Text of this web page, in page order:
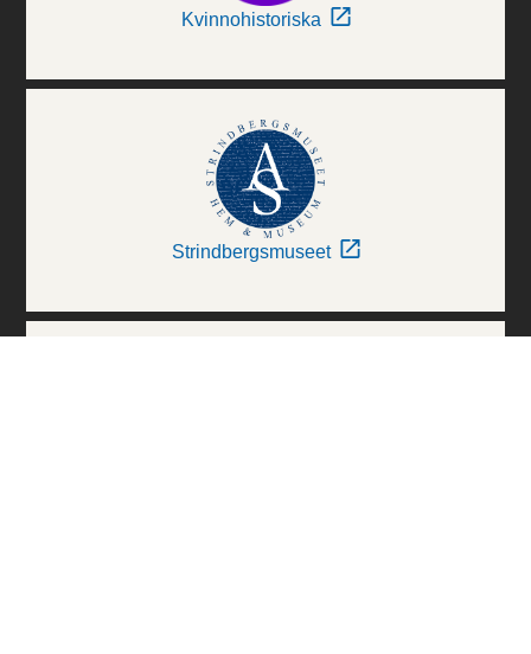
Kvinnohistoriska
Strindbergsmuseet